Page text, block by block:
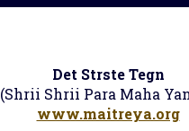
Det Strste Tegn
(Shrii Shrii Para Maha
www.maitreya.org